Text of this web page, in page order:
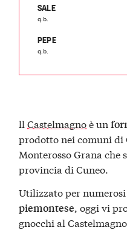
SALE
q.b.
PEPE
q.b.
llCastelmagnoè un
prodotto nei comuni di
Monterosso Grana che
provincia di Cuneo.
Utilizzato per
piemontese, oggi vi
gnocchi al